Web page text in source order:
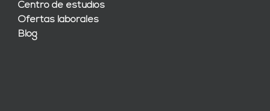
Centro de estudios
Ofertas laborales
Blog